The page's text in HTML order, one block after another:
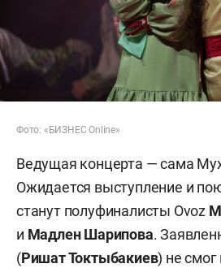
Фото: «БИЗНЕС Online»
Ведущая концерта — сама
Ожидается выступление и
станут полуфиналисты Ovoz
и Мадлен Шарипова.
(Ришат Токтыбакиев) не